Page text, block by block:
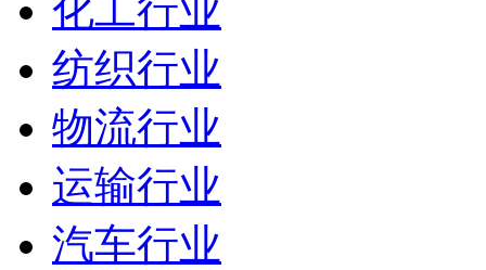
化工行业
纺织行业
物流行业
运输行业
汽车行业